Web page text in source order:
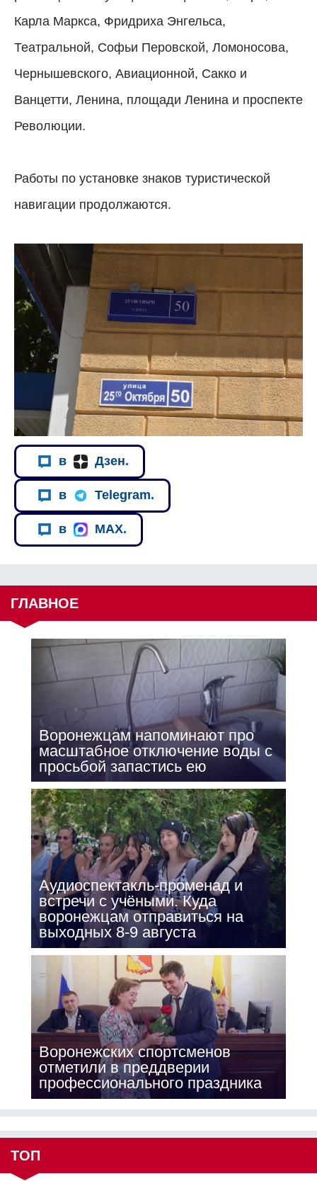
Карла Маркса, Фридриха Энгельса,
Театральной, Софьи Перовской, Ломоносова,
Чернышевского, Авиационной, Сакко и
Ванцетти, Ленина, площади Ленина и проспекте
Революции.
Работы по установке знаков туристической
навигации продолжаются.
в Дзен.
в Telegram.
в MAX.
ГЛАВНОЕ
Воронежцам напоминают про
масштабное отключение воды с
просьбой запастись ею
Аудиоспектакль-променад и
встречи с учёными. Куда
воронежцам отправиться на
выходных 8-9 августа
Воронежских спортсменов
отметили в преддверии
профессионального праздника
ТОП